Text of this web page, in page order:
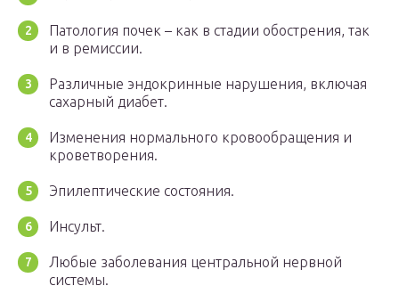
Патология почек – как в стадии обострения, так
и в ремиссии.
Различные эндокринные нарушения, включая
сахарный диабет.
Изменения нормального кровообращения и
кроветворения.
Эпилептические состояния.
Инсульт.
Любые заболевания центральной нервной
системы.